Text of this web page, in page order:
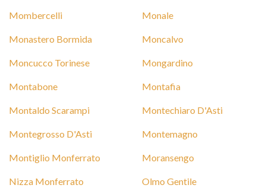
Mombercelli Monale
Monastero Bormida Moncalvo
Moncucco Torinese Mongardino
Montabone Montafia
Montaldo Scarampi Montechiaro D'Asti
Montegrosso D'Asti Montemagno
Montiglio Monferrato Moransengo
Nizza Monferrato Olmo Gentile